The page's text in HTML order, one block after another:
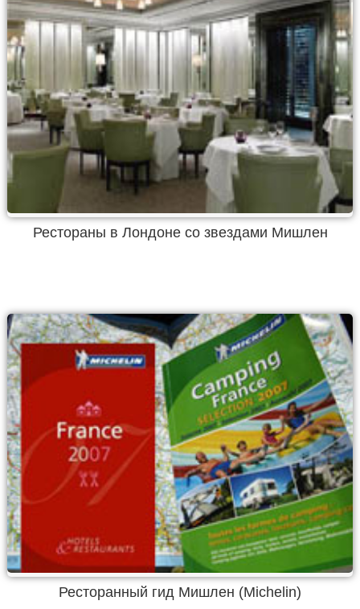
Рестораны в Лондоне со звездами Мишлен
Ресторанный гид Мишлен (Michelin)